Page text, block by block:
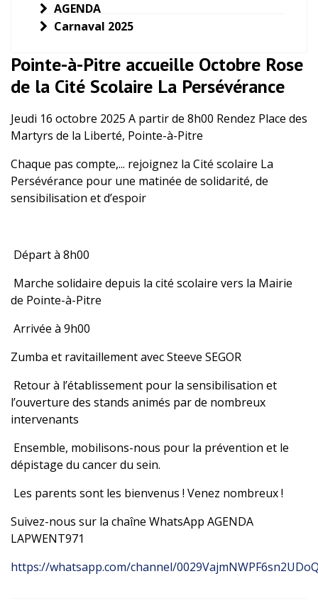
AGENDA
Carnaval 2025
Pointe-à-Pitre accueille Octobre Rose
de la Cité Scolaire La Persévérance
Jeudi 16 octobre 2025 A partir de 8h00 Rendez Place des
Martyrs de la Liberté, Pointe-à-Pitre
Chaque pas compte,... rejoignez la Cité scolaire La
Persévérance pour une matinée de solidarité, de
sensibilisation et d’espoir
Départ à 8h00
Marche solidaire depuis la cité scolaire vers la Mairie
de Pointe-à-Pitre
Arrivée à 9h00
Zumba et ravitaillement avec Steeve SEGOR
Retour à l’établissement pour la sensibilisation et
l’ouverture des stands animés par de nombreux
intervenants
Ensemble, mobilisons-nous pour la prévention et le
dépistage du cancer du sein.
Les parents sont les bienvenus ! Venez nombreux !
Suivez-nous sur la chaîne WhatsApp AGENDA
LAPWENT971
https://whatsapp.com/channel/